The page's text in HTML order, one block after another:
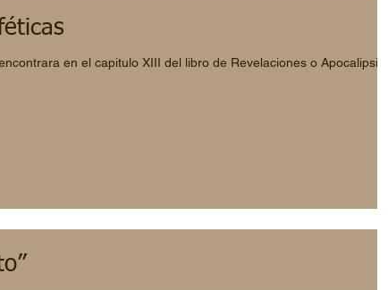
en el capitulo XIII del libro de Revelaciones o Apocalipsis,